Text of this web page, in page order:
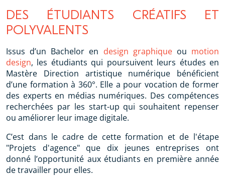
DES ÉTUDIANTS CRÉATIFS ET
POLYVALENTS
Issus d’un Bachelor en design graphiqueou motion
design, les étudiants qui poursuivent leurs études en
Mastère Direction artistique numérique bénéficient
d’une formation à 360°. Elle a pour vocation de former
des experts en médias numériques. Des compétences
recherchées par les start-up qui souhaitent repenser
ou améliorer leur image digitale.
C’est dans le cadre de cette formation et de l'étape
"Projets d'agence" que dix jeunes entreprises ont
donné l’opportunité aux étudiants en première année
de travailler pour elles.